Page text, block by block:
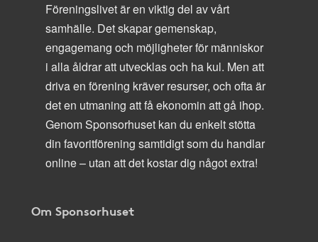
Föreningslivet är en viktig del av vårt
samhälle. Det skapar gemenskap,
engagemang och möjligheter för människor
i alla åldrar att utvecklas och ha kul. Men att
driva en förening kräver resurser, och ofta är
det en utmaning att få ekonomin att gå ihop.
Genom Sponsorhuset kan du enkelt stötta
din favoritförening samtidigt som du handlar
online – utan att det kostar dig något extra!
Om Sponsorhuset